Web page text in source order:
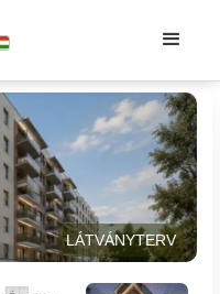
LÁTVÁNYTERV